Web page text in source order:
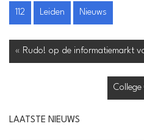
112 Leiden Nieuws
« Rudo! op de informatiemarkt
LAATSTE NIEUWS